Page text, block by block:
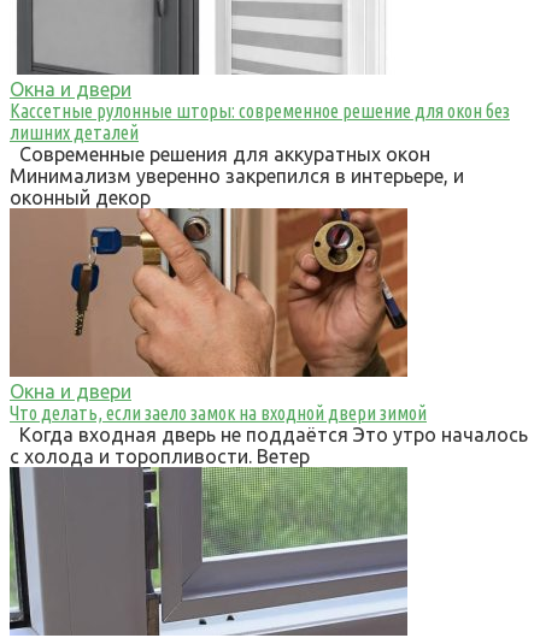
Окна и двери
Кассетные рулонные шторы: современное решение для окон без
лишних деталей
Современные решения для аккуратных окон
Минимализм уверенно закрепился в интерьере, и
оконный декор
Окна и двери
Что делать, если заело замок на входной двери зимой
Когда входная дверь не поддаётся Это утро началось
с холода и торопливости. Ветер